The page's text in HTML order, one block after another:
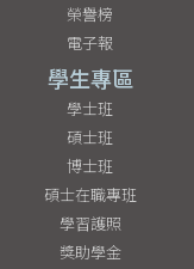
榮譽榜
電子報
學生專區
學士班
碩士班
博士班
碩士在職專班
學習護照
獎助學金